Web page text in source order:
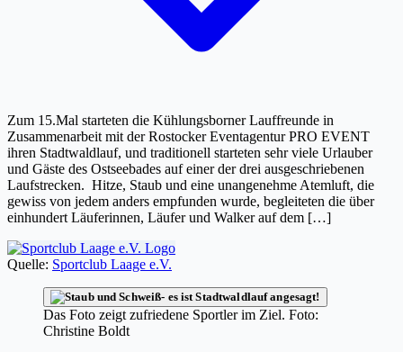
Zum 15.Mal starteten die Kühlungsborner Lauffreunde in
Zusammenarbeit mit der Rostocker Eventagentur PRO EVENT
ihren Stadtwaldlauf, und traditionell starteten sehr viele Urlauber
und Gäste des Ostseebades auf einer der drei ausgeschriebenen
Laufstrecken. Hitze, Staub und eine unangenehme Atemluft, die
gewiss von jedem anders empfunden wurde, begleiteten die über
einhundert Läuferinnen, Läufer und Walker auf dem […]
Quelle: Sportclub Laage e.V.
Das Foto zeigt zufriedene Sportler im Ziel. Foto:
Christine Boldt